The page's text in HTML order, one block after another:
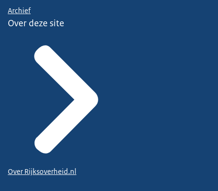
Archief
Over deze site
Over Rijksoverheid.nl